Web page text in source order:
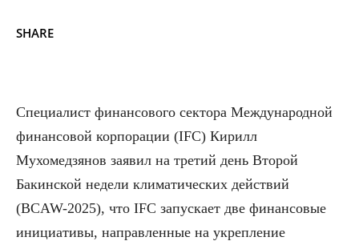
SHARE
Специалист финансового сектора Международной
финансовой корпорации (IFC) Кирилл
Мухомедзянов заявил на третий день Второй
Бакинской недели климатических действий
(BCAW-2025), что IFC запускает две финансовые
инициативы, направленные на укрепление